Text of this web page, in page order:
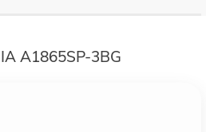
A1865SP-3BG